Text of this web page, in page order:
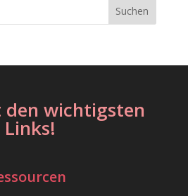
wichtigsten
Links!